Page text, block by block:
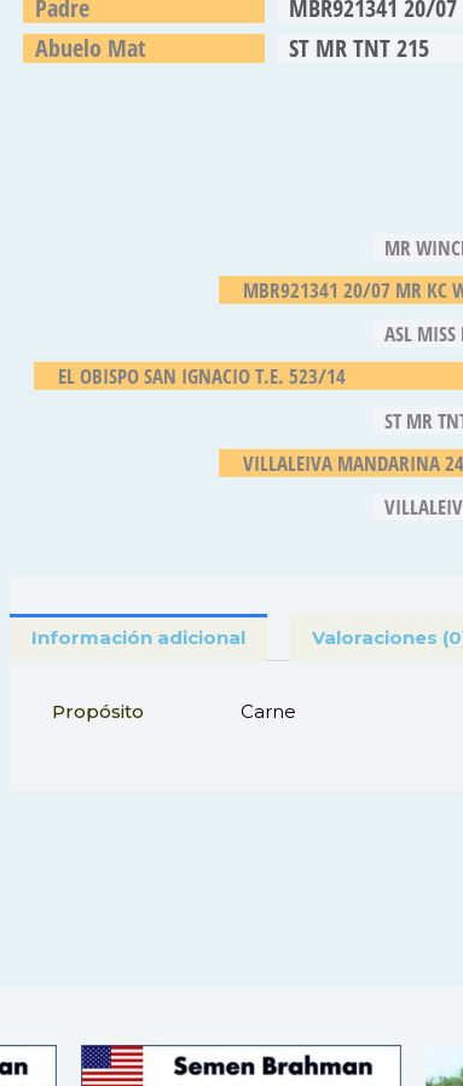
Padre
Abuelo Mat
MBR921341 20/
ST MR TNT 215
MR
MBR921341 20/07 MR KC
ASL
EL OBISPO SAN IGNACIO T.E. 523/14
ST MR
VILLALEIVA MANDARINA
Información adicional Valoraciones
Propósito Carne